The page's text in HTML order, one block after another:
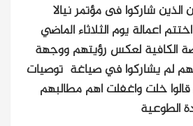
الذين شاركوا فى مؤتمر نيالا
اعمالة يوم الثلاثاء الماضي
الكافية لعكس رؤيتهم ووجهة
لم يشاركوا في صياغة توصيات
قالوا خلت واغفلت اهم مطالبهم
الطوعية